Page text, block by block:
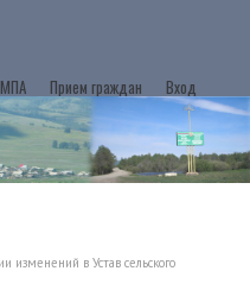
Прием граждан Вход
в Устав сельского